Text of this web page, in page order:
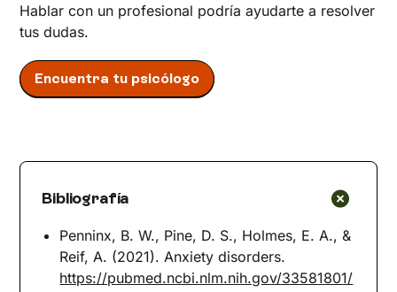
Hablar con un profesional podría ayudarte a resolver
tus dudas.
Encuentra tu psicólogo
Bibliografía
Penninx, B. W., Pine, D. S., Holmes, E. A., &
Reif, A. (2021). Anxiety disorders.
https://pubmed.ncbi.nlm.nih.gov/33581801/